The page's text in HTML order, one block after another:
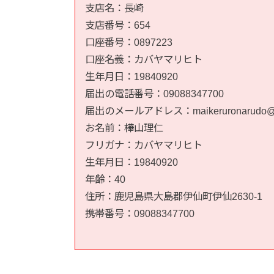
支店名：長崎
支店番号：654
口座番号：0897223
口座名義：カバヤマリヒト
生年月日：19840920
届出の電話番号：09088347700
届出のメールアドレス：
お名前：樺山理仁
フリガナ：カバヤマリヒト
生年月日：19840920
年齢：40
住所：鹿児島県大島郡伊仙町伊仙2630-1
携帯番号：09088347700